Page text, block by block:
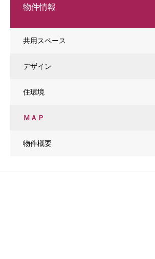
物件情報
共用スペース
デザイン
住環境
ＭＡＰ
物件概要